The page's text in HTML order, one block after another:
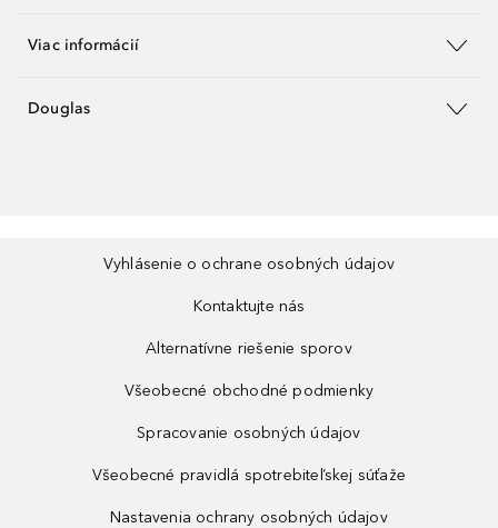
Viac informácií
Douglas
Vyhlásenie o ochrane osobných údajov
Kontaktujte nás
Alternatívne riešenie sporov
Všeobecné obchodné podmienky
Spracovanie osobných údajov
Všeobecné pravidlá spotrebiteľskej súťaže
Nastavenia ochrany osobných údajov